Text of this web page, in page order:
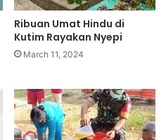
Ribuan Umat Hindu di
Kutim Rayakan Nyepi
March 11, 2024